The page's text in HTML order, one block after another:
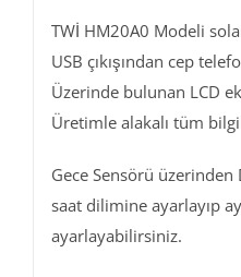
TWİ HM20A0 Modeli
USB çıkışından cep
Üzerinde bulunan LCD
Üretimle alakalı tüm
Gece Sensörü üzerinden
saat dilimine ayarlayıp
ayarlayabilirsiniz.